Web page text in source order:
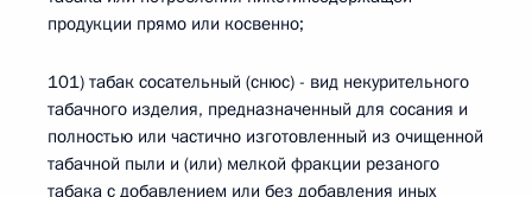
продукции прямо или косвенно;
101) табак сосательный (снюс) - вид некурительного
табачного изделия, предназначенный для сосания и
полностью или частично изготовленный из очищенной
табачной пыли и (или) мелкой фракции резаного
табака с добавлением или без добавления иных